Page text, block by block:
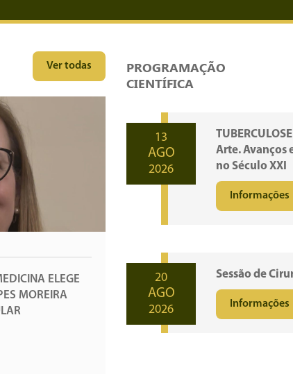
Ver todas
ELEGE
MOREIRA
PROGRAMAÇÃO
CIENTÍFICA
13
AGO
2026
Arte. Avanços
no Século XXI
Informações
20
AGO
2026
Sessão de
Informações